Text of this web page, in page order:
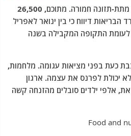
על פי נתוני ארגון יוניס"ף, רק במחוז ח'רטום ישנם למעלה מ-300 אלף ילדים הסובלים מתת-תזונה חמורה. מתוכם, 26,500
דיווח כי בין ינואר לאפריל
מקרים של תת-תזונה, עלייה משמעותית של כ-50,000 מקרים לעומת התקופה המקבילה בשנה
כעת בפני מציאות עגומה. מלחמות,
יכולת לפרנס את עצמה. ארגון
ומלבד זאת, אלפי ילדים סובלים מהזנחה קשה